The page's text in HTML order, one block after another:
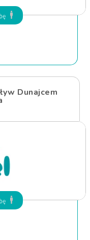
Dunajcem